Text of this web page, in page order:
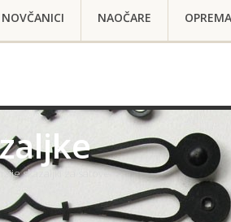
NOVČANICI NAOČARE
skazaljki za satove